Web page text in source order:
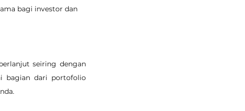
bagi investor dan
seiring dengan
bagian dari portofolio